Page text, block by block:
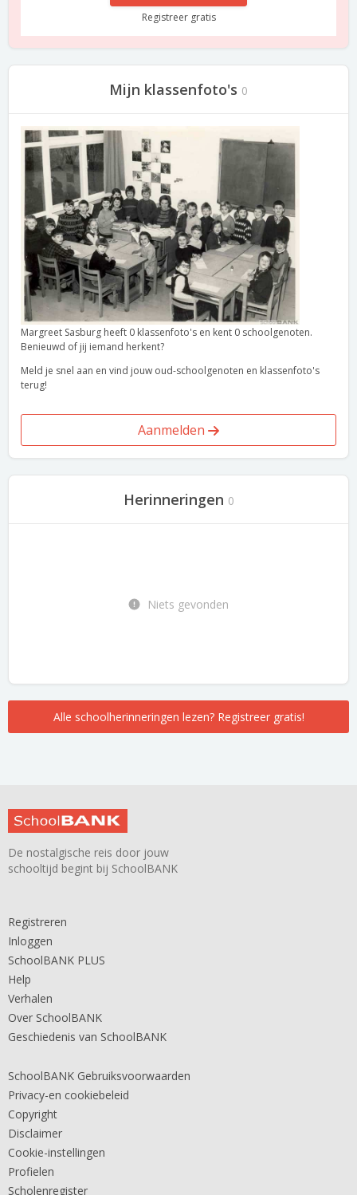
Registreer gratis
Mijn klassenfoto's 0
Margreet Sasburg heeft 0 klassenfoto's en kent 0 schoolgenoten.
Benieuwd of jij iemand herkent?
Meld je snel aan en vind jouw oud-schoolgenoten en klassenfoto's
terug!
Aanmelden
Herinneringen 0
Niets gevonden
Alle schoolherinneringen lezen? Registreer gratis!
De nostalgische reis door jouw
schooltijd begint bij SchoolBANK
Registreren
Inloggen
SchoolBANK PLUS
Help
Verhalen
Over SchoolBANK
Geschiedenis van SchoolBANK
SchoolBANK Gebruiksvoorwaarden
Privacy-en cookiebeleid
Copyright
Disclaimer
Cookie-instellingen
Profielen
Scholenregister